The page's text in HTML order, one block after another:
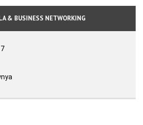
& BUSINESS NETWORKING